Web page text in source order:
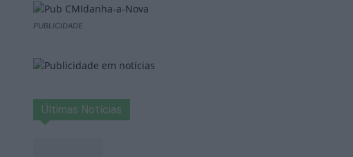
PUBLICIDADE
Últimas Notícias